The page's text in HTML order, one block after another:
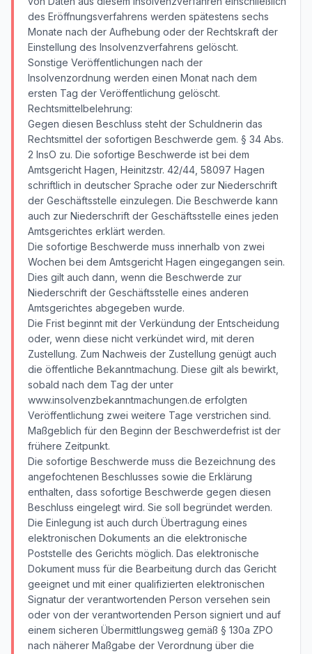
des Eröffnungsverfahrens werden spätestens sechs
Monate nach der Aufhebung oder der Rechtskraft der
Einstellung des Insolvenzverfahrens gelöscht.
Sonstige Veröffentlichungen nach der
Insolvenzordnung werden einen Monat nach dem
ersten Tag der Veröffentlichung gelöscht.
Rechtsmittelbelehrung:
Gegen diesen Beschluss steht der Schuldnerin das
Rechtsmittel der sofortigen Beschwerde gem. § 34 Abs.
2 InsO zu. Die sofortige Beschwerde ist bei dem
Amtsgericht Hagen, Heinitzstr. 42/44, 58097 Hagen
schriftlich in deutscher Sprache oder zur Niederschrift
der Geschäftsstelle einzulegen. Die Beschwerde kann
auch zur Niederschrift der Geschäftsstelle eines jeden
Amtsgerichtes erklärt werden.
Die sofortige Beschwerde muss innerhalb von zwei
Wochen bei dem Amtsgericht Hagen eingegangen sein.
Dies gilt auch dann, wenn die Beschwerde zur
Niederschrift der Geschäftsstelle eines anderen
Amtsgerichtes abgegeben wurde.
Die Frist beginnt mit der Verkündung der Entscheidung
oder, wenn diese nicht verkündet wird, mit deren
Zustellung. Zum Nachweis der Zustellung genügt auch
die öffentliche Bekanntmachung. Diese gilt als bewirkt,
sobald nach dem Tag der unter
www.insolvenzbekanntmachungen.de erfolgten
Veröffentlichung zwei weitere Tage verstrichen sind.
Maßgeblich für den Beginn der Beschwerdefrist ist der
frühere Zeitpunkt.
Die sofortige Beschwerde muss die Bezeichnung des
angefochtenen Beschlusses sowie die Erklärung
enthalten, dass sofortige Beschwerde gegen diesen
Beschluss eingelegt wird. Sie soll begründet werden.
Die Einlegung ist auch durch Übertragung eines
elektronischen Dokuments an die elektronische
Poststelle des Gerichts möglich. Das elektronische
Dokument muss für die Bearbeitung durch das Gericht
geeignet und mit einer qualifizierten elektronischen
Signatur der verantwortenden Person versehen sein
oder von der verantwortenden Person signiert und auf
einem sicheren Übermittlungsweg gemäß § 130a ZPO
nach näherer Maßgabe der Verordnung über die